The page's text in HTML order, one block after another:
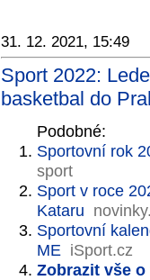
31. 12. 2021, 15:49
Sport 2022:
basketbal do
Podobné:
Sportovní rok
sport
Sport v roce
Kataru
Sportovní
ME iSport.cz
Zobrazit vše